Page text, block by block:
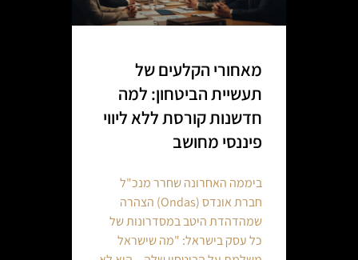
מאחורי הקלעים של
תעשיית הביטחון: למה
חדשנות קורסת ללא ליווי
פיננסי מחושב
ביממה האחרונה שחרר מנכ"ל
חברת אונדס (Ondas) הצהרה
שמהדהדת היטב במסדרונות של
כל עסק בישראל: "מה שישראל